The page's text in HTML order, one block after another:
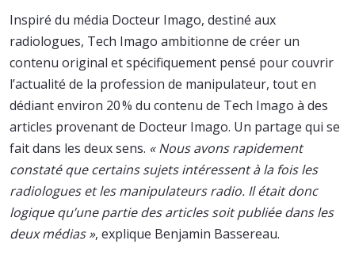
Inspiré du média Docteur Imago, destiné aux
radiologues, Tech Imago ambitionne de créer un
contenu original et spécifiquement pensé pour couvrir
l’actualité de la profession de manipulateur, tout en
dédiant environ 20 % du contenu de Tech Imago à des
articles provenant de Docteur Imago. Un partage qui se
fait dans les deux sens. « Nous avons rapidement
constaté que certains sujets intéressent à la fois les
radiologues et les manipulateurs radio. Il était donc
logique qu’une partie des articles soit publiée dans les
deux médias », explique Benjamin Bassereau.